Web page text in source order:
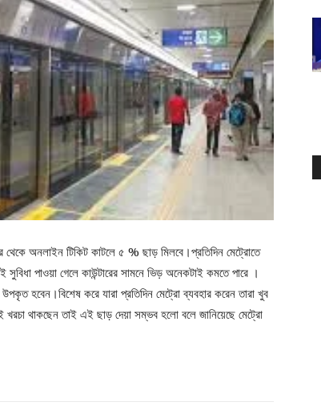
অনলাইন টিকিট কাটলে ৫ % ছাড় মিলবে।প্রতিদিন মেট্রোতে
পাওয়া গেলে কাউন্টারের সামনে ভিড় অনেকটাই কমতে পারে ।
হবেন।বিশেষ করে যারা প্রতিদিন মেট্রো ব্যবহার করেন তারা খুব
খরচা থাকছেন তাই এই ছাড় দেয়া সম্ভব হলো বলে জানিয়েছে মেট্রো